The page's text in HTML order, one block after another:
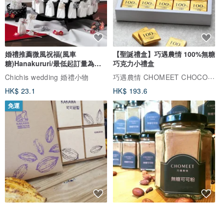
婚禮推薦微風祝福(風車
糖)Hanakururi/最低起訂量為五
個
Chichis wedding 婚禮小物
HK$ 23.1
【聖誕禮盒】巧遇農情 100%無糖
巧克力小禮盒
巧遇農情 CHOMEET CHOCOLATE
HK$ 193.6
免運